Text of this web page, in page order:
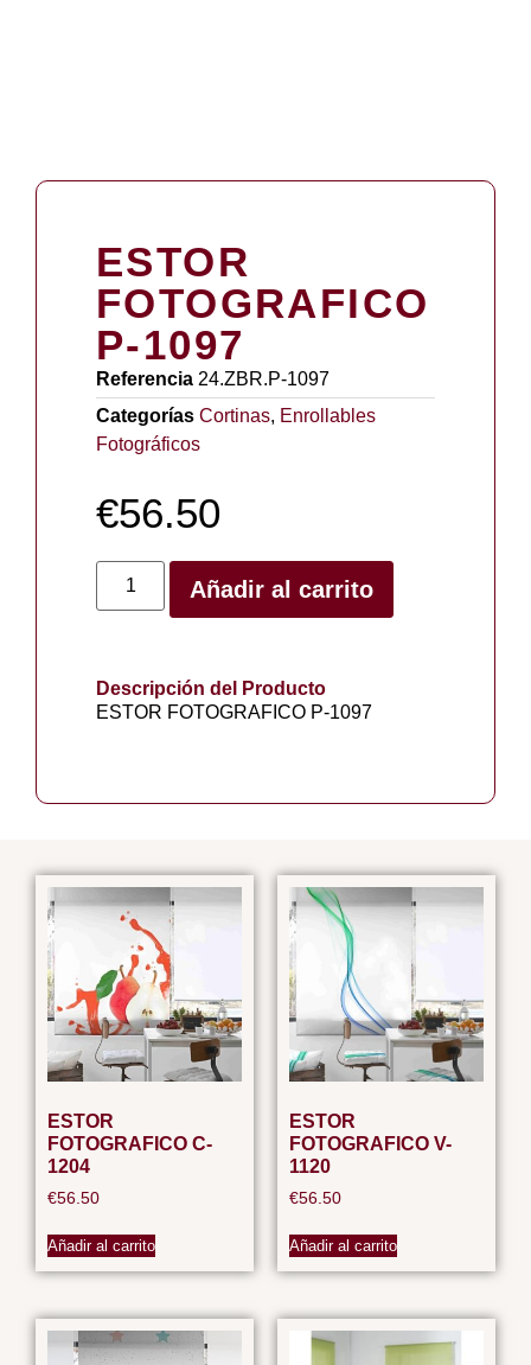
ESTOR
FOTOGRAFICO
P-1097
Referencia 24.ZBR.P-1097
Categorías Cortinas, Enrollables
Fotográficos
€56.50
Añadir al carrito
Descripción del Producto
ESTOR FOTOGRAFICO P-1097
ESTOR
FOTOGRAFICO C-
1204
€56.50
Añadir al carrito
ESTOR
FOTOGRAFICO V-
1120
€56.50
Añadir al carrito